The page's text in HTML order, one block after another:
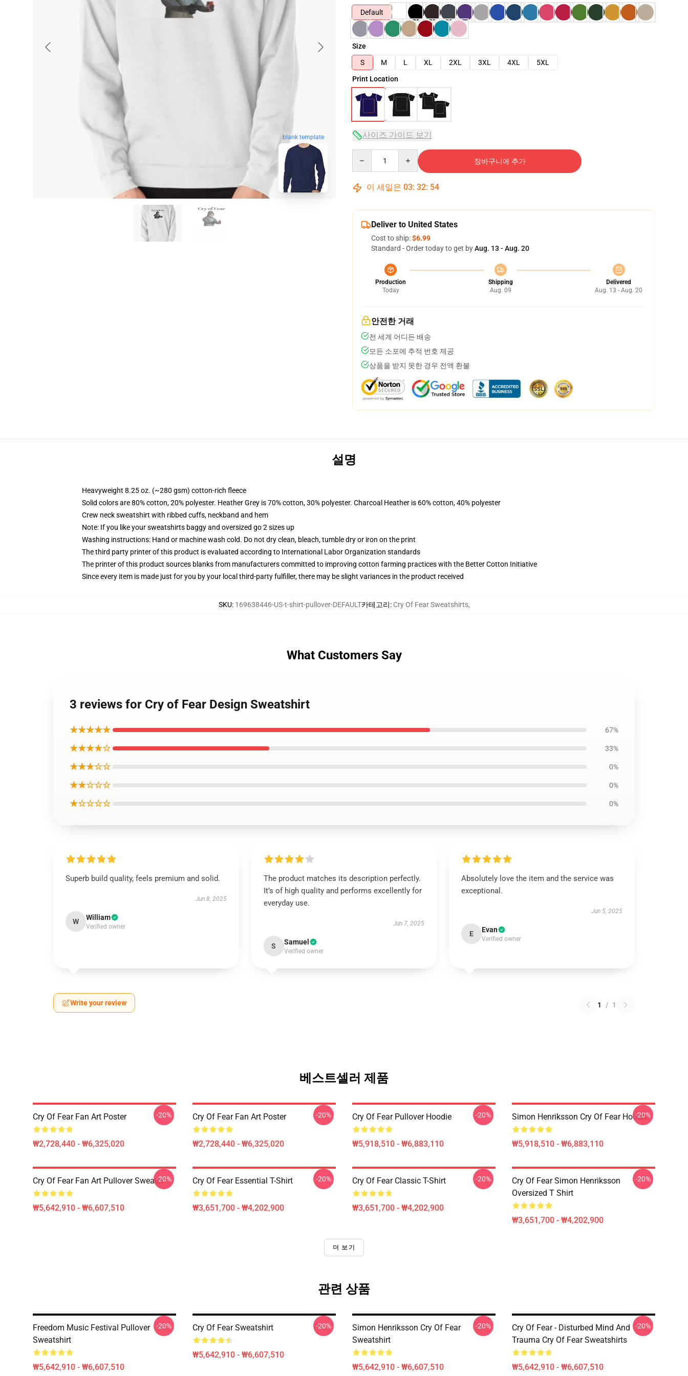
blank template
Default
Size
S
M L XL 2XL 3XL 4XL
5XL
Print Location
사이즈 가이드 보기
장바구니에 추가
이 세일은 03: 32: 53
Deliver to United States
Cost to ship:$6.99
Standard - Order today to get byAug. 13 - Aug. 20
Production
Today
Shipping
Aug. 09
Delivered
Aug. 13 - Aug. 20
안전한 거래
전 세계 어디든 배송
모든 소포에 추적 번호 제공
상품을 받지 못한 경우 전액 환불
설명
Heavyweight 8.25 oz. (~280 gsm) cotton-rich fleece
Solid colors are 80% cotton, 20% polyester. Heather Grey is 70% cotton, 30% polyester. Charcoal Heather is 60% cotton, 40% polyester
Crew neck sweatshirt with ribbed cuffs, neckband and hem
Note: If you like your sweatshirts baggy and oversized go 2 sizes up
Washing instructions: Hand or machine wash cold. Do not dry clean, bleach, tumble dry or iron on the print
The third party printer of this product is evaluated according to International Labor Organization standards
The printer of this product sources blanks from manufacturers committed to improving cotton farming practices with the Better Cotton Initiative
Since every item is made just for you by your local third-party fulfiller, there may be slight variances in the product received
SKU: 169638446-US-t-shirt-pullover-DEFAULT카테고리: Cry Of Fear Sweatshirts,
What Customers Say
3 reviews for Cry of Fear Design Sweatshirt
★★★★★ 67%
★★★★☆ 33%
★★★☆☆ 0%
★★☆☆☆ 0%
★☆☆☆☆ 0%
Superb build quality, feels premium and solid.
Jun 8, 2025
W William
Verified owner
The product matches its description perfectly.
It’s of high quality and performs excellently for
everyday use.
Jun 7, 2025
S Samuel
Verified owner
Absolutely love the item and the service was
exceptional.
Jun 5, 2025
E Evan
Verified owner
Write your review 1 / 1
베스트셀러 제품
Cry Of Fear Fan Art Poster
₩2,728,440 - ₩6,325,020
-20% Cry Of Fear Fan Art Poster
₩2,728,440 - ₩6,325,020
-20% Cry Of Fear Pullover Hoodie
₩5,918,510 - ₩6,883,110
-20% Simon Henriksson Cry Of Fear Hoodie
₩5,918,510 - ₩6,883,110
-20%
Cry Of Fear Fan Art Pullover Sweater
₩5,642,910 - ₩6,607,510
-20% Cry Of Fear Essential T-Shirt
₩3,651,700 - ₩4,202,900
-20% Cry Of Fear Classic T-Shirt
₩3,651,700 - ₩4,202,900
-20%
Cry Of Fear Simon Henriksson
Oversized T Shirt
₩3,651,700 - ₩4,202,900
-20%
더 보기
관련 상품
Freedom Music Festival Pullover
Sweatshirt
₩5,642,910 - ₩6,607,510
-20% Cry Of Fear Sweatshirt
₩5,642,910 - ₩6,607,510
-20%
Simon Henriksson Cry Of Fear
Sweatshirt
₩5,642,910 - ₩6,607,510
-20%
Cry Of Fear - Disturbed Mind And
Trauma Cry Of Fear Sweatshirts
₩5,642,910 - ₩6,607,510
-20%